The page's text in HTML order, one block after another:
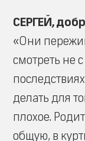
СЕРГЕЙ,
«Они
смотреть не
делать для
плохое.
общую, в